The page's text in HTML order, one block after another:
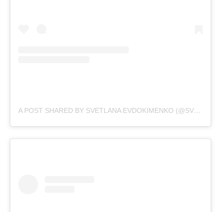
A POST SHARED BY SVETLANA EVDOKIMENKO (@SVETIKA)